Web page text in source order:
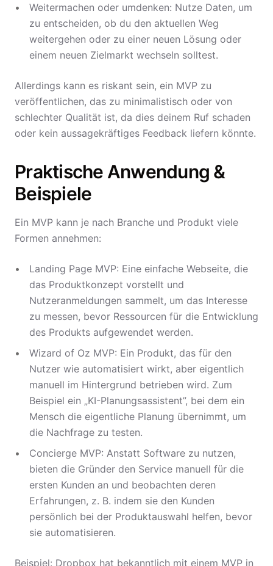
Weitermachen oder umdenken: Nutze Daten, um
zu entscheiden, ob du den aktuellen Weg
weitergehen oder zu einer neuen Lösung oder
einem neuen Zielmarkt wechseln solltest.
Allerdings kann es riskant sein, ein MVP zu
veröffentlichen, das zu minimalistisch oder von
schlechter Qualität ist, da dies deinem Ruf schaden
oder kein aussagekräftiges Feedback liefern könnte.
Praktische Anwendung &
Beispiele
Ein MVP kann je nach Branche und Produkt viele
Formen annehmen:
Landing Page MVP: Eine einfache Webseite, die
das Produktkonzept vorstellt und
Nutzeranmeldungen sammelt, um das Interesse
zu messen, bevor Ressourcen für die Entwicklung
des Produkts aufgewendet werden.
Wizard of Oz MVP: Ein Produkt, das für den
Nutzer wie automatisiert wirkt, aber eigentlich
manuell im Hintergrund betrieben wird. Zum
Beispiel ein „KI-Planungsassistent”, bei dem ein
Mensch die eigentliche Planung übernimmt, um
die Nachfrage zu testen.
Concierge MVP: Anstatt Software zu nutzen,
bieten die Gründer den Service manuell für die
ersten Kunden an und beobachten deren
Erfahrungen, z. B. indem sie den Kunden
persönlich bei der Produktauswahl helfen, bevor
sie automatisieren.
Beispiel: Dropbox hat bekanntlich mit einem MVP in